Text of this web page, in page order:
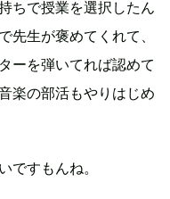
ちで授業を選択したん
先生が褒めてくれて、
ーを弾いてれば認めて
楽の部活もやりはじめ
すもんね。